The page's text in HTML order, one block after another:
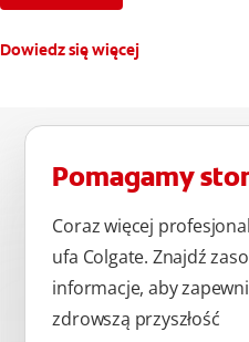
Dowiedz się więcej
Pomagamy
Coraz więcej
ufa Colgate. Znajdź
informacje, aby
zdrowszą przyszłość